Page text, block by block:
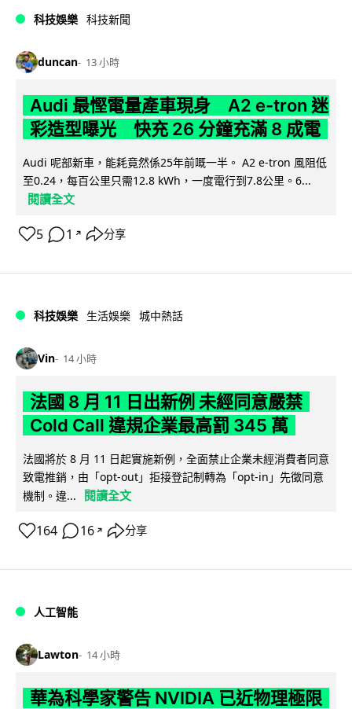
科技娛樂 科技新聞
duncan 13 小時
Audi 最慳電量產車現身 A2 e-tron 迷
彩造型曝光 快充 26 分鐘充滿 8 成電
Audi 呢部新車，能耗竟然係25年前嘅一半。 A2 e-tron 風阻低
至0.24，每百公里只需12.8 kWh，一度電行到7.8公里。6...
閱讀全文
5 1 ↗ 分享
科技娛樂 生活娛樂 城中熱話
Vin 14 小時
法國 8 月 11 日出新例 未經同意嚴禁
Cold Call 違規企業最高罰 345 萬
法國將於 8 月 11 日起實施新例，全面禁止企業未經消費者同意
致電推銷，由「opt-out」拒接登記制轉為「opt-in」先徵同意
機制。違...
閱讀全文
164 16 ↗ 分享
人工智能
Lawton 14 小時
華為科學家警告 NVIDIA 已近物理極限